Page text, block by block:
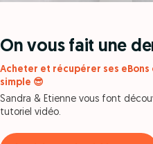
On vous fait une
Acheter et récupérer ses eBons
simple 😎
Sandra & Etienne vous font
tutoriel vidéo.